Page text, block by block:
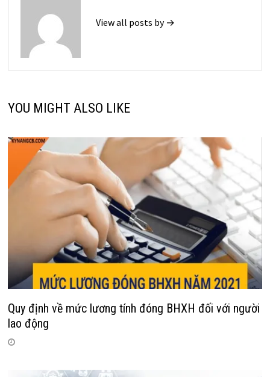
View all posts by →
YOU MIGHT ALSO LIKE
Quy định về mức lương tính đóng BHXH đối với người
lao động